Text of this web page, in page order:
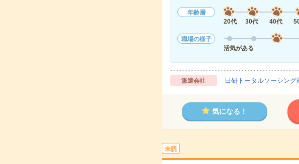
年齢層
20代
30代 40代
職場の様子
活気がある
派遣会社 日研トータルソーシン
気になる！
未読